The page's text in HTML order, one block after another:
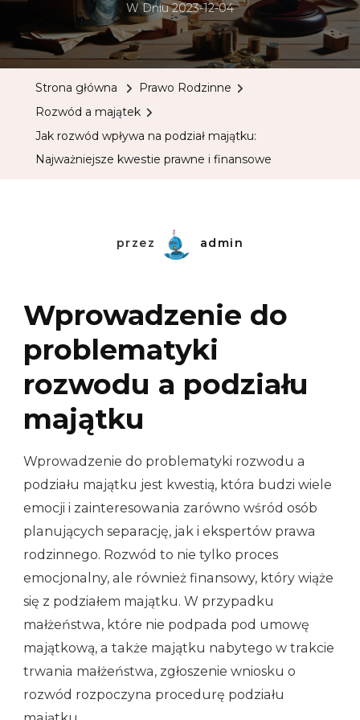
W Dniu2023-12-04
Strona główna
Prawo Rodzinne
Rozwód a majątek
Jak rozwód wpływa na podział majątku:
Najważniejsze kwestie prawne i finansowe
przez admin
Wprowadzenie do
problematyki
rozwodu a podziału
majątku
Wprowadzenie do problematyki rozwodu a
podziału majątku jest kwestią, która budzi wiele
emocji i zainteresowania zarówno wśród osób
planujących separację, jak i ekspertów prawa
rodzinnego. Rozwód to nie tylko proces
emocjonalny, ale również finansowy, który wiąże
się z podziałem majątku. W przypadku
małżeństwa, które nie podpada pod umowę
majątkową, a także majątku nabytego w trakcie
trwania małżeństwa, zgłoszenie wniosku o
rozwód rozpoczyna procedurę podziału